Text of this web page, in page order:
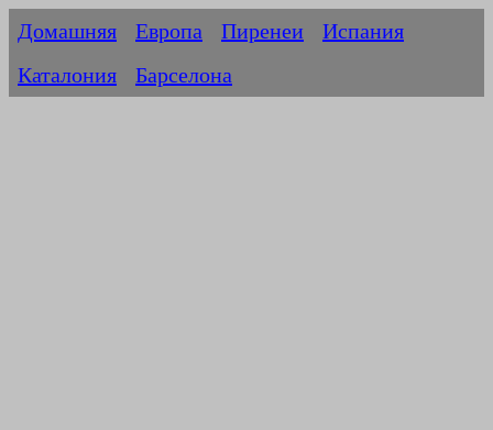
Домашняя Европа Пиренеи
Испания
Каталония
Барселона